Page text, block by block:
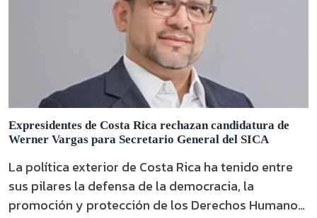
Expresidentes de Costa Rica rechazan candidatura de
Werner Vargas para Secretario General del SICA
La política exterior de Costa Rica ha tenido entre
sus pilares la defensa de la democracia, la
promoción y protección de los Derechos Humanos